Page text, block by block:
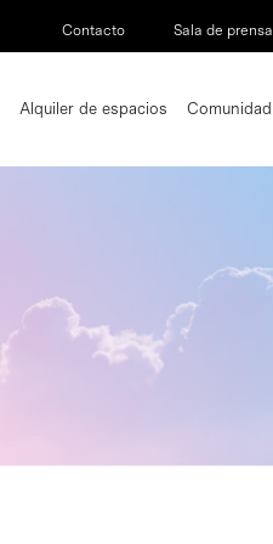
Contacto Sala de prensa
Alquiler de espacios Comunidad